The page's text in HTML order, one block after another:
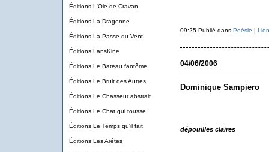
Éditions L'Oie de Cravan
Éditions La Dragonne
Éditions La Passe du Vent
Éditions LansKine
Éditions Le Bateau fantôme
Éditions Le Bruit des Autres
Éditions Le Chasseur abstrait
Éditions Le Chat qui tousse
Éditions Le Temps qu'il fait
Éditions Les Arêtes
09:25 Publié dans Poésie |
04/06/2006
Dominique Sampiero
dépouilles claires